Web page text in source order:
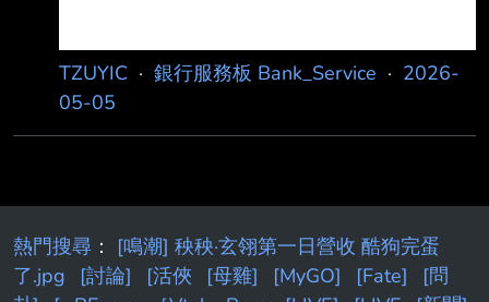
TZUYIC · 銀行服務板 Bank_Service · 2026-
05-05
熱門搜尋 ： [鳴潮] 秧秧·玄翎第一日營收 酷狗完蛋
了.jpg
[討論] [活俠 [母雞] [MyGO] [Fate]
[問